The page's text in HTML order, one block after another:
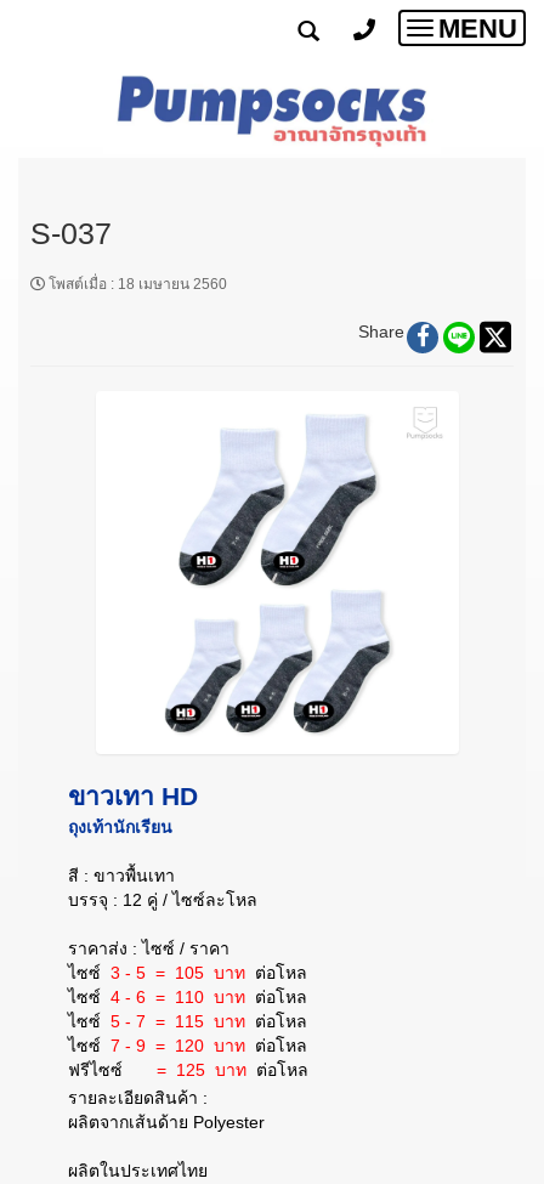
Toggle
MENU
S-037
โพสต์เมื่อ : 18 เมษายน 2560
Share
ขาวเทา HD
ถุงเท้านักเรียน
สี : ขาวพื้นเทา
บรรจุ : 12 คู่ / ไซซ์ละโหล
ราคาส่ง : ไซซ์ / ราคา
ไซซ์ 3 - 5 = 105 บาท ต่อโหล
ไซซ์ 4 - 6 = 110 บาท ต่อโหล
ไซซ์ 5 - 7 = 115 บาท ต่อโหล
ไซซ์ 7 - 9 = 120 บาท ต่อโหล
ฟรีไซซ์ = 125 บาท ต่อโหล
รายละเอียดสินค้า :
ผลิตจากเส้นด้าย Polyester
ผลิตในประเทศไทย